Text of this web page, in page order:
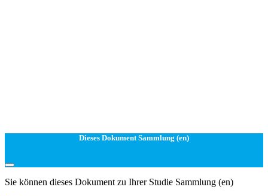
Dieses Dokument Sammlung (en)
Sie können dieses Dokument zu Ihrer Studie Sammlung (en)